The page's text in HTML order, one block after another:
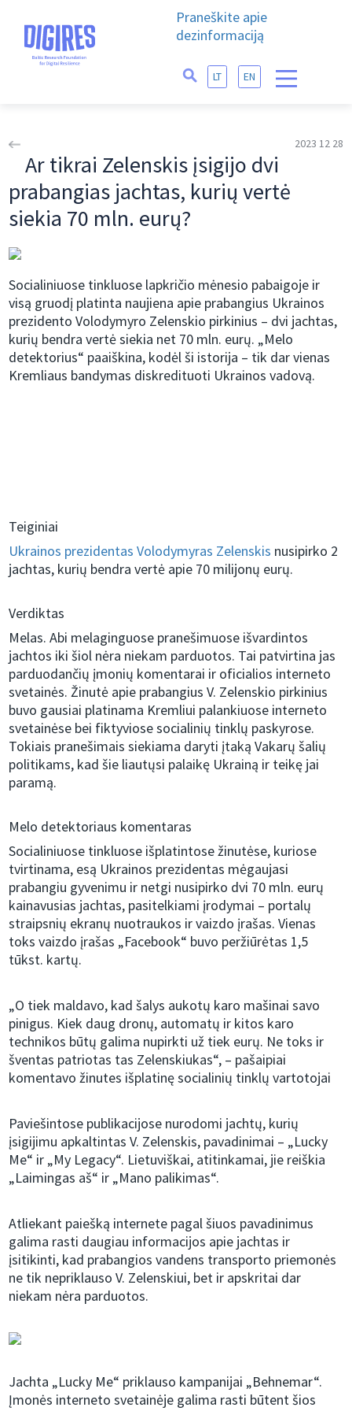
Praneškite apie
dezinformaciją
LT EN
2023 12 28
Ar tikrai Zelenskis įsigijo dvi
prabangias jachtas, kurių vertė
siekia 70 mln. eurų?
Socialiniuose tinkluose lapkričio mėnesio pabaigoje ir
visą gruodį platinta naujiena apie prabangius Ukrainos
prezidento Volodymyro Zelenskio pirkinius – dvi jachtas,
kurių bendra vertė siekia net 70 mln. eurų. „Melo
detektorius“ paaiškina, kodėl ši istorija – tik dar vienas
Kremliaus bandymas diskredituoti Ukrainos vadovą.
Teiginiai
Ukrainos prezidentas Volodymyras Zelenskis nusipirko 2
jachtas, kurių bendra vertė apie 70 milijonų eurų.
Verdiktas
Melas. Abi melaginguose pranešimuose išvardintos
jachtos iki šiol nėra niekam parduotos. Tai patvirtina jas
parduodančių įmonių komentarai ir oficialios interneto
svetainės. Žinutė apie prabangius V. Zelenskio pirkinius
buvo gausiai platinama Kremliui palankiuose interneto
svetainėse bei fiktyviose socialinių tinklų paskyrose.
Tokiais pranešimais siekiama daryti įtaką Vakarų šalių
politikams, kad šie liautųsi palaikę Ukrainą ir teikę jai
paramą.
Melo detektoriaus komentaras
Socialiniuose tinkluose išplatintose žinutėse, kuriose
tvirtinama, esą Ukrainos prezidentas mėgaujasi
prabangiu gyvenimu ir netgi nusipirko dvi 70 mln. eurų
kainavusias jachtas, pasitelkiami įrodymai – portalų
straipsnių ekranų nuotraukos ir vaizdo įrašas. Vienas
toks vaizdo įrašas „Facebook“ buvo peržiūrėtas 1,5
tūkst. kartų.
„O tiek maldavo, kad šalys aukotų karo mašinai savo
pinigus. Kiek daug dronų, automatų ir kitos karo
technikos būtų galima nupirkti už tiek eurų. Ne toks ir
šventas patriotas tas Zelenskiukas“, – pašaipiai
komentavo žinutes išplatinę socialinių tinklų vartotojai
Paviešintose publikacijose nurodomi jachtų, kurių
įsigijimu apkaltintas V. Zelenskis, pavadinimai – „Lucky
Me“ ir „My Legacy“. Lietuviškai, atitinkamai, jie reiškia
„Laimingas aš“ ir „Mano palikimas“.
Atliekant paiešką internete pagal šiuos pavadinimus
galima rasti daugiau informacijos apie jachtas ir
įsitikinti, kad prabangios vandens transporto priemonės
ne tik nepriklauso V. Zelenskiui, bet ir apskritai dar
niekam nėra parduotos.
Jachta „Lucky Me“ priklauso kampanijai „Behnemar“.
Įmonės interneto svetainėje galima rasti būtent šios